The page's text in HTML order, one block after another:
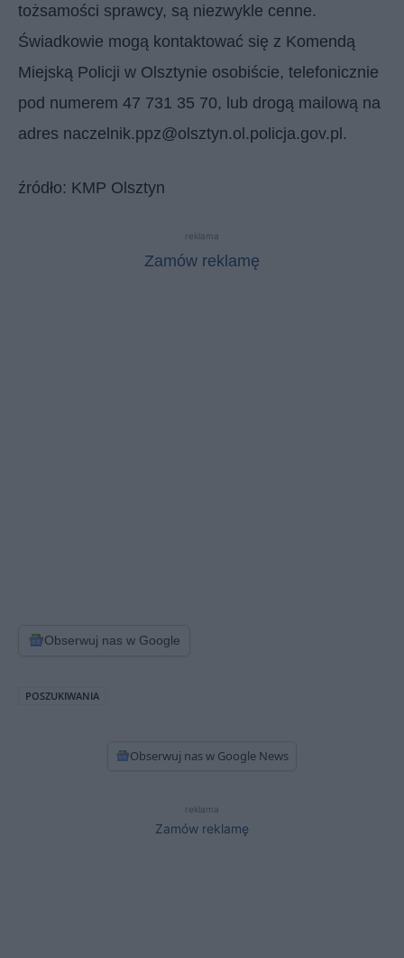
tożsamości sprawcy, są niezwykle cenne.
Świadkowie mogą kontaktować się z Komendą
Miejską Policji w Olsztynie osobiście, telefonicznie
pod numerem 47 731 35 70, lub drogą mailową na
adres naczelnik.ppz@olsztyn.ol.policja.gov.pl.
źródło: KMP Olsztyn
reklama
Zamów reklamę
Obserwuj nas w Google
POSZUKIWANIA
Obserwuj nas w Google News
reklama
Zamów reklamę